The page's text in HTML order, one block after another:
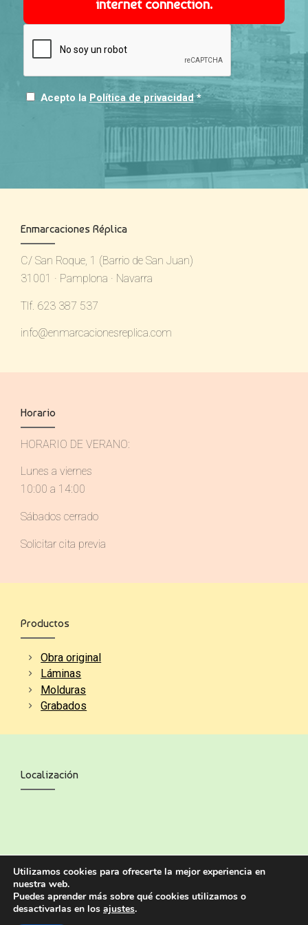
internet connection.
Acepto la Política de privacidad *
Enmarcaciones Réplica
C/ San Roque, 1 (Barrio de San Juan)
31001 · Pamplona · Navarra
Tlf. 623 387 537
info@enmarcacionesreplica.com
Horario
HORARIO DE VERANO:
Lunes a viernes
10:00 a 14:00
Sábados cerrado
Solicitar cita previa
Productos
Obra original
Láminas
Molduras
Grabados
Localización
Utilizamos cookies para ofrecerte la mejor experiencia en
nuestra web.
Puedes aprender más sobre qué cookies utilizamos o
desactivarlas en los ajustes.